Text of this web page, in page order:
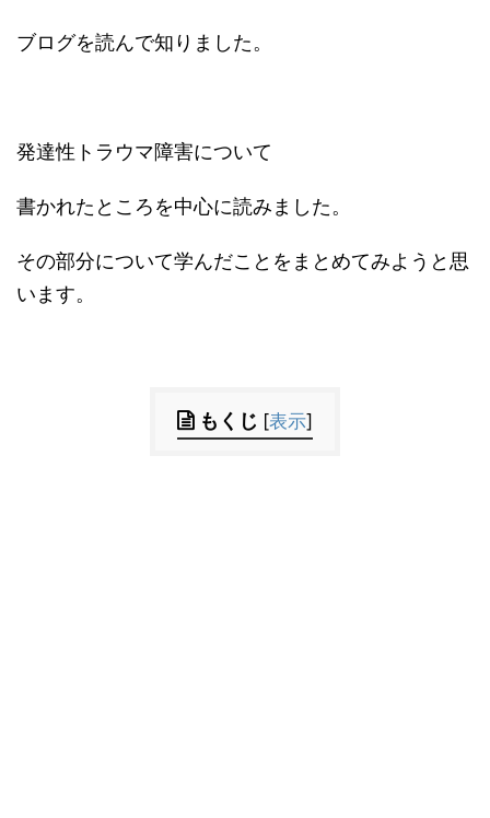
ブログを読んで知りました。
発達性トラウマ障害について
書かれたところを中心に読みました。
その部分について学んだことをまとめてみようと思
います。
もくじ [表示]